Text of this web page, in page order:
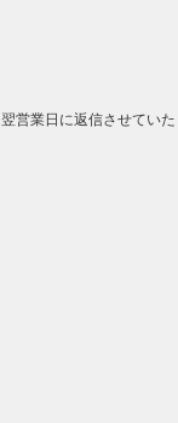
営業日に返信させていた